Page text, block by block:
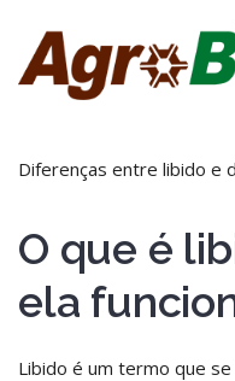
Diferenças entre libido e
O que é
ela
Libido é um termo que